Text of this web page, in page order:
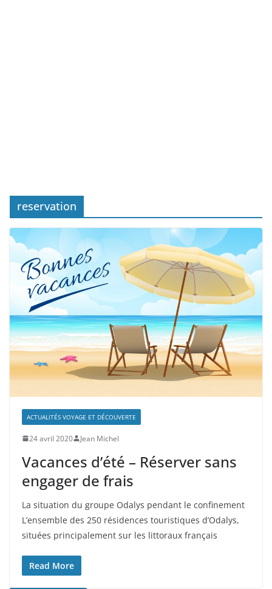
reservation
ACTUALITÉS VOYAGE ET DÉCOUVERTE
24 avril 2020 Jean Michel
Vacances d’été – Réserver sans
engager de frais
La situation du groupe Odalys pendant le confinement
L’ensemble des 250 résidences touristiques d’Odalys,
situées principalement sur les littoraux français
Read More